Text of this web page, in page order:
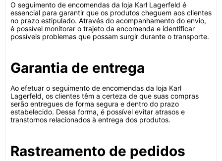
O seguimento de encomendas da loja Karl Lagerfeld é
essencial para garantir que os produtos cheguem aos clientes
no prazo estipulado. Através do acompanhamento do envio,
é possível monitorar o trajeto da encomenda e identificar
possíveis problemas que possam surgir durante o transporte.
Garantia de entrega
Ao efetuar o seguimento de encomendas da loja Karl
Lagerfeld, os clientes têm a certeza de que suas compras
serão entregues de forma segura e dentro do prazo
estabelecido. Dessa forma, é possível evitar atrasos e
transtornos relacionados à entrega dos produtos.
Rastreamento de pedidos